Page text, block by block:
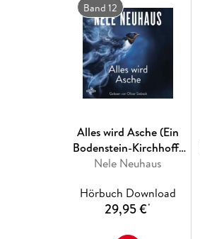
Band 12
Alles wird Asche (Ein
Bodenstein-Kirchhoff-
Krimi 12) (Ein
Krimi 12)
Nele Neuhaus
Hörbuch Download
29,95 €*